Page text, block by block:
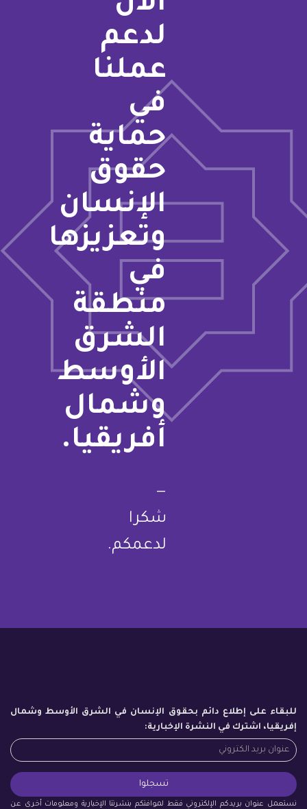
لدعم
عملنا
في
حماية
حقوق
الإنسان
وتعزيزها
في
منطقة
الشرق
الأوسط
وشمال
أفريقيا.
—
شكرا
لدعمكم.
للبقاء على إطلاع دائم بحقوق الإنسان في الشرق الأوسط وشمال
إفريقيا، اشترك في النشرة الإخبارية:
نستعمل عنوان بريدكم الإلكتروني فقط لموافتكم بنشرتنا الإخبارية ومعلومات أخرى عن